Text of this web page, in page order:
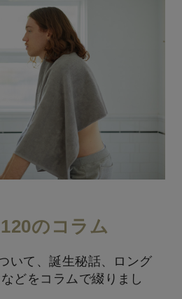
のコラム
いて、誕生秘話、ロング
どをコラムで綴りまし